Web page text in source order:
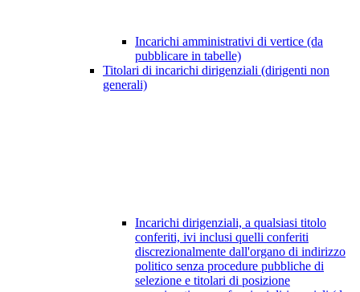
Incarichi amministrativi di vertice (da
pubblicare in tabelle)
Titolari di incarichi dirigenziali (dirigenti non
generali)
Incarichi dirigenziali, a qualsiasi titolo
conferiti, ivi inclusi quelli conferiti
discrezionalmente dall'organo di indirizzo
politico senza procedure pubbliche di
selezione e titolari di posizione